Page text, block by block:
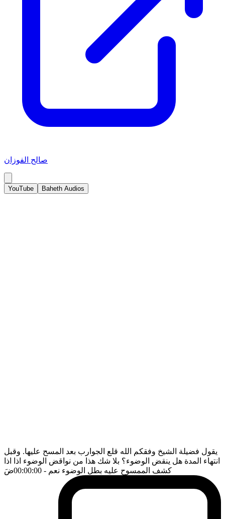
صالح الفوزان
YouTube Baheth Audios
يقول فضيلة الشيخ وفقكم الله قلع الجوارب بعد المسح عليها. وقبل
انتهاء المدة هل ينقض الوضوء؟ بلا شك هذا من نواقض الوضوء اذا اذا
كشف الممسوح عليه بطل الوضوء نعم - 00:00:00 ضَ